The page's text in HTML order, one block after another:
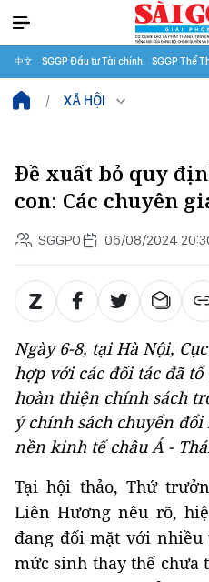
中文 SGGP Đầu tư Tài chính SGGP Thể
XÃ HỘI
Đề xuất bỏ quy
con: Các chuyên
SGGPO 06/08/2024
Ngày 6-8, tại Hà Nội,
hợp với các đối tác đã tổ
hoàn thiện chính sách
ý chính sách chuyển
nền kinh tế châu Á -
Tại hội thảo, Thứ
Liên Hương nêu rõ,
đang đối mặt với nhiều
mức sinh thay thế chưa